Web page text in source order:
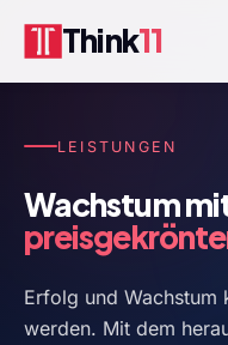
Think11
LEISTUNGEN
Wachstum
Erfolg und Wachstum
werden. Mit dem